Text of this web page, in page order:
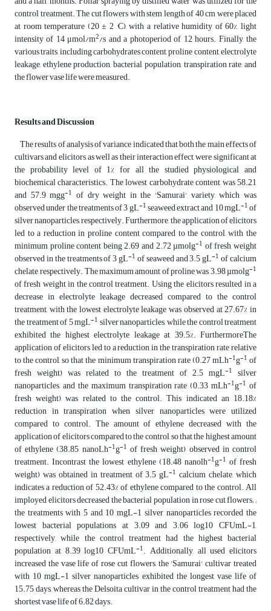
control treatment. The cut flowers with stem length of 40 cm were placed
at room temperature (20 ± 2 °C), with a relative humidity of 60%, light
intensity of 14 μmol/m2/s and a photoperiod of 12 hours. Finally, the
various traits, including carbohydrates content, proline content, electrolyte
leakage, ethylene production, bacterial population, transpiration rate, and
the flower vase life were measured.
Results and Discussion
The results of analysis of variance indicated that both the main effects of
cultivars and elicitors, as well as their interaction effect, were significant at
the probability level of 1% for all the studied physiological and
biochemical characteristics. The lowest carbohydrate content was 58.21
and 57.9 mgg-1 of dry weight in the 'Samurai' variety, which was
observed under the treatments of 3 gL-1seaweed extract and 10 mgL-1of
silver nanoparticles, respectively. Furthermore, the application of elicitors
led to a reduction in proline content compared to the control, with the
minimum proline content being 2.69 and 2.72 µmolg-1 of fresh weight
observed in the treatments of 3 gL-1 of seaweed and 3.5 gL-1 of calcium
chelate, respectively. The maximum amount of proline was 3.98 µmolg-1
of fresh weight in the control treatment. Using the elicitors resulted in a
decrease in electrolyte leakage decreased compared to the control
treatment, with the lowest electrolyte leakage was observed at 27.67% in
the treatment of 5 mgL-1 silver nanoparticles, while the control treatment
exhibited the highest electrolyte leakage at 39.5%. FurthermoreThe
application of elicitors led to a reduction in the transpiration rate relative
to the control, so that the minimum transpiration rate (0.27 mLh-1g-1of
fresh weight) was related to the treatment of 2.5 mgL-1 silver
nanoparticles, and the maximum transpiration rate (0.33 mLh-1g-1 of
fresh weight) was related to the control. This indicated an 18.18%
reduction in transpiration when silver nanoparticles were utilized
compared to control. The amount of ethylene decreased with the
application of elicitors compared to the control, so that the highest amount
of ethylene (38.85 nanoLh-1g-1 of fresh weight) observed in control
treatment. Incontrast the lowest ethylene (18.48 nanolh-1g-1 of fresh
weight) was obtained in treatment of 3.5 gL-1calcium chelate, which
indicates a reduction of 52.43% of ethylene compared to the control. All
imployed elicitors decreased the bacterial population in rose cut flowers; ;
the treatments with 5 and 10 mgL-1 silver nanoparticles recorded the
lowest bacterial populations at 3.09 and 3.06 log10 CFUmL-1,
respectively, while the control treatment had the highest bacterial
population at 8.39 log10 CFUmL-1. Additionally, all used elicitors
increased the vase life of rose cut flowers, the 'Samurai' cultivar treated
with 10 mgL-1 silver nanoparticles exhibited the longest vase life of
15.75 days, whereas the Delsoita cultivar in the control treatment had the
shortest vase life of 6.82 days.